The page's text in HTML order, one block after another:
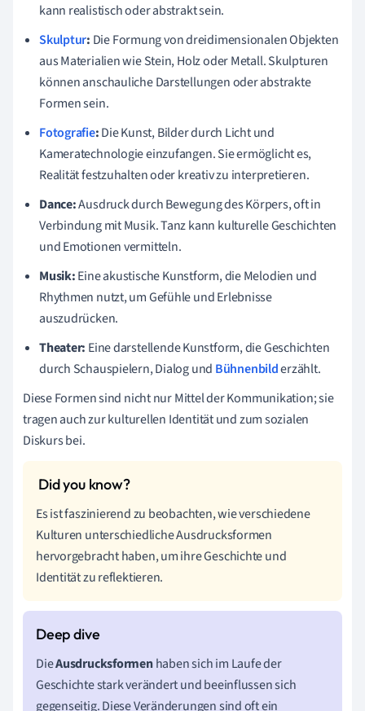
kann realistisch oder abstrakt sein.
Skulptur: Die Formung von dreidimensionalen Objekten
aus Materialien wie Stein, Holz oder Metall. Skulpturen
können anschauliche Darstellungen oder abstrakte
Formen sein.
Fotografie:Die Kunst, Bilder durch Licht und
Kameratechnologie einzufangen. Sie ermöglicht es,
Realität festzuhalten oder kreativ zu interpretieren.
Dance:Ausdruck durch Bewegung des Körpers, oft in
Verbindung mit Musik. Tanz kann kulturelle Geschichten
und Emotionen vermitteln.
Musik:Eine akustische Kunstform, die Melodien und
Rhythmen nutzt, um Gefühle und Erlebnisse
auszudrücken.
Theater: Eine darstellende Kunstform, die Geschichten
durch Schauspielern, Dialog und Bühnenbilderzählt.
Diese Formen sind nicht nur Mittel der Kommunikation; sie
tragen auch zur kulturellen Identität und zum sozialen
Diskurs bei.
Es ist faszinierend zu beobachten, wie verschiedene
Kulturen unterschiedliche Ausdrucksformen
hervorgebracht haben, um ihre Geschichte und
Identität zu reflektieren.
DieAusdrucksformenhaben sich im Laufe der
Geschichte stark verändert und beeinflussen sich
gegenseitig. Diese Veränderungen sind oft ein